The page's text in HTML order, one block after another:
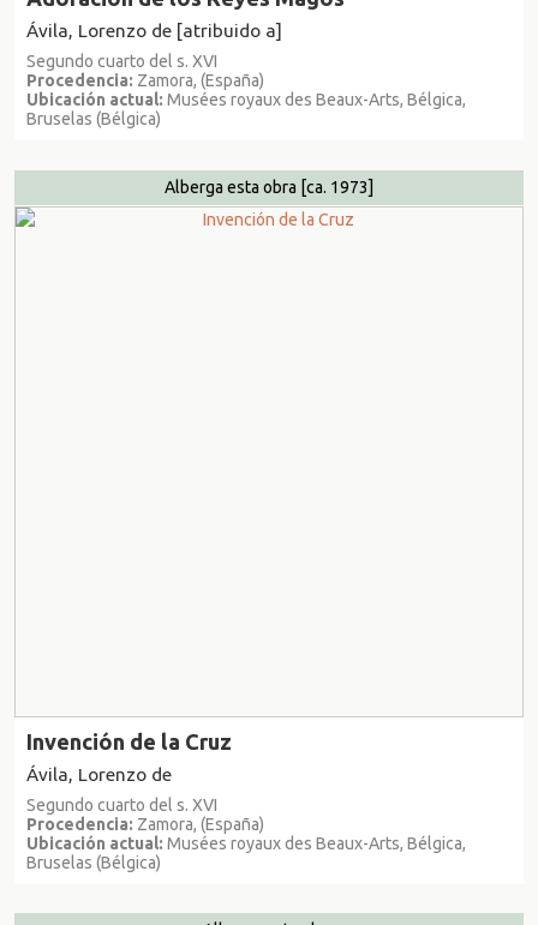
Ávila, Lorenzo de [atribuido a]
Segundo cuarto del s. XVI
Procedencia: Zamora, (España)
Ubicación actual: Musées royaux des Beaux-Arts, Bélgica,
Bruselas (Bélgica)
Alberga esta obra [ca. 1973]
Invención de la Cruz
Ávila, Lorenzo de
Segundo cuarto del s. XVI
Procedencia: Zamora, (España)
Ubicación actual: Musées royaux des Beaux-Arts, Bélgica,
Bruselas (Bélgica)